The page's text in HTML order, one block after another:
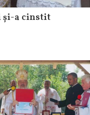
și-a cinstit